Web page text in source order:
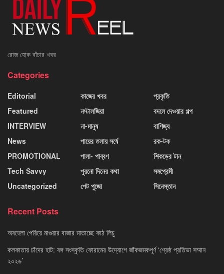
রোজ হোক বাঁচার খবর
Categories
Editorial
Featured
INTERVIEW
News
PROMOTIONAL
Tech Savvy
Uncategorized
কাজের খবর
নস্টালজিয়া
না-মানুষ
পায়ের তলায় সর্ষে
পালা- পাব্বণ
পুরনো দিনের কথা
পেট পুজো
প্রকৃতি
বদলে দেওয়ার গল্প
বাণিজ্য
রক-টক
শিকড়ের টান
সমপ্রেমী
সিনেস্তান
Recent Posts
অবহেলা পেরিয়ে মাগুরার বাজার মাতাচ্ছে কাঠ লিচু
কলকাতায় চাঁদের হাট: বঙ্গ সংস্কৃতি ফোরামের উদ্যোগে জাঁকজমকপূর্ণ ‘শ্রেষ্ঠ প্রতিভা সম্মান
২০২৬’